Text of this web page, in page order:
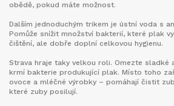
obědě, pokud máte možnost.
Dalším jednoduchým trikem je ústní voda s
Pomůže snížit množství bakterií, které plak
čištění, ale dobře doplní celkovou hygienu.
Strava hraje taky velkou roli. Omezte sladké
krmí bakterie produkující plak. Místo toho
ovoce a mléčné výrobky – pomáhají čistit
které zuby posilují.